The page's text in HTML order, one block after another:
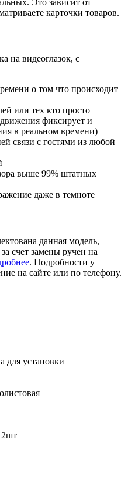
карточки товаров.
на видеоглазок, с
о том что происходит
или тех кто просто
фиксирует и
в реальном времени)
связи с гостями из любой
выше 99% штатных
даже в темноте
данная модель,
счет замены ручен на
. Подробности у
на сайте или по телефону.
для установки
2шт